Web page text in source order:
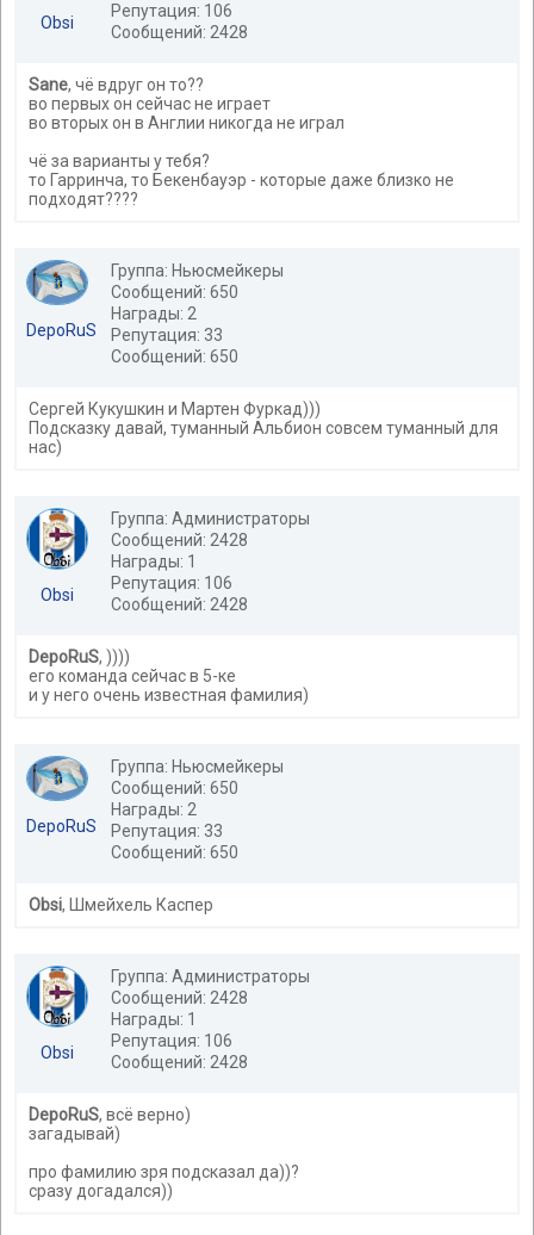
Obsi
Репутация: 106
Сообщений: 2428
Sane, чё вдруг он то??
во первых он сейчас не играет
во вторых он в Англии никогда не играл
чё за варианты у тебя?
то Гарринча, то Бекенбауэр - которые даже близко не
подходят????
DepoRuS
Группа: Ньюсмейкеры
Сообщений: 650
Награды: 2
Репутация: 33
Сообщений: 650
Сергей Кукушкин и Мартен Фуркад)))
Подсказку давай, туманный Альбион совсем туманный для
нас)
Obsi
Группа: Администраторы
Сообщений: 2428
Награды: 1
Репутация: 106
Сообщений: 2428
DepoRuS, ))))
его команда сейчас в 5-ке
и у него очень известная фамилия)
DepoRuS
Группа: Ньюсмейкеры
Сообщений: 650
Награды: 2
Репутация: 33
Сообщений: 650
Obsi, Шмейхель Каспер
Obsi
Группа: Администраторы
Сообщений: 2428
Награды: 1
Репутация: 106
Сообщений: 2428
DepoRuS, всё верно)
загадывай)
про фамилию зря подсказал да))?
сразу догадался))